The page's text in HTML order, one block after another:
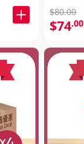
$80.00
$74.00